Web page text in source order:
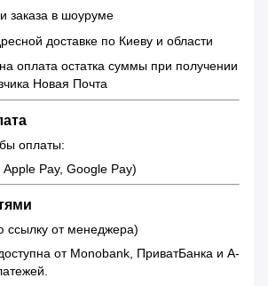
заказа в шоуруме
доставке по Киеву и области
оплата остатка суммы при получении
Новая Почта
оплаты:
Pay, Google Pay)
ссылку от менеджера)
от Monobank, ПриватБанка и А-